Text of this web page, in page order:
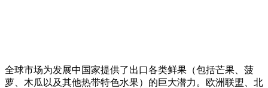
全球市场为发展中国家提供了出口各类鲜果（包括芒果、菠
萝、木瓜以及其他热带特色水果）的巨大潜力。欧洲联盟、北